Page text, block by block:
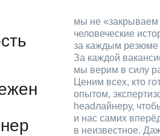
мы не
человеческие
за каждым
За каждой
мы верим в силу
Ценим всех, кто
опытом,
headлайнеру,
и нас самих
в неизвестное.